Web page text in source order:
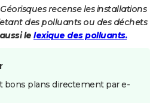
recense les installations
des polluants ou des déchets
le lexique des polluants.
bons plans directement par e-